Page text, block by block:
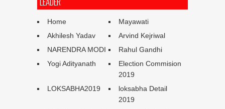
Home
Mayawati
Akhilesh Yadav
Arvind Kejriwal
NARENDRA MODI
Rahul Gandhi
Yogi Adityanath
Election Commision
2019
LOKSABHA2019
loksabha Detail
2019